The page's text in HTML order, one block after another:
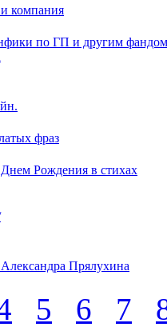
компания
по ГП и другим
фраз
Рождения в стихах
Прялухина
5 6 7